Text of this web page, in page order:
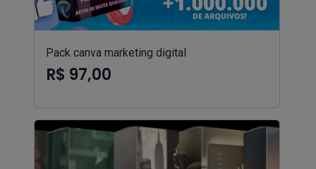
Pack canva marketing digital
R$ 97,00